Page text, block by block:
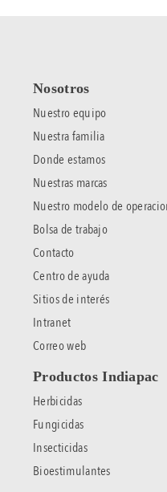
Nosotros
Nuestro equipo
Nuestra familia
Donde estamos
Nuestras marcas
Nuestro modelo de
Bolsa de trabajo
Contacto
Centro de ayuda
Sitios de interés
Intranet
Correo web
Productos Indiapac
Herbicidas
Fungicidas
Insecticidas
Bioestimulantes